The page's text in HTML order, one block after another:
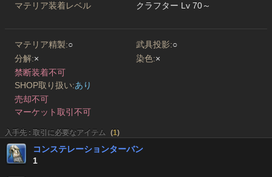
マテリア装着レベル
クラフター Lv 70～
マテリア精製:○ 武具投影:○
分解:× 染色:×
禁断装着不可
SHOP取り扱い:あり
売却不可
マーケット取引不可
入手先 : 取引に必要なアイテム (1)
コンステレーションターバン
1